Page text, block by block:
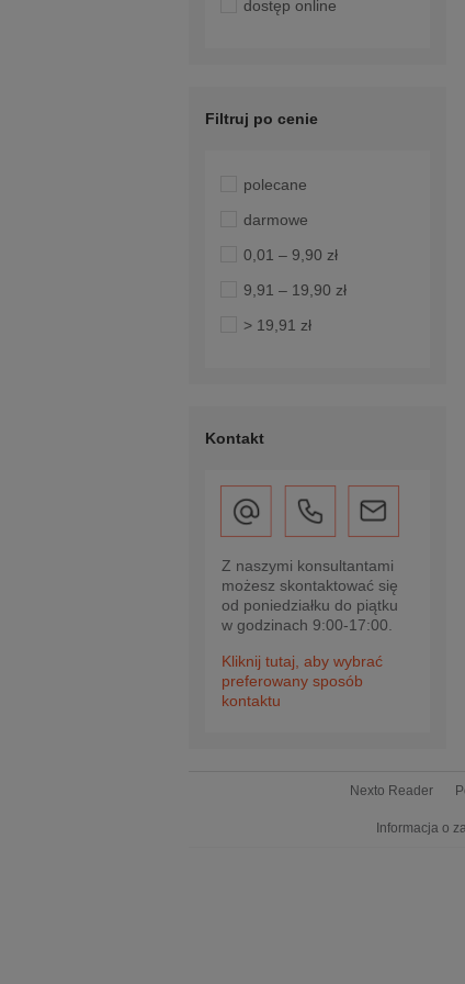
dostęp online
Filtruj po cenie
polecane
darmowe
0,01 – 9,90 zł
9,91 – 19,90 zł
> 19,91 zł
Kontakt
Z naszymi konsultantami
możesz skontaktować się
od poniedziałku do piątku
w godzinach 9:00-17:00.
Kliknij tutaj, aby wybrać
preferowany sposób
kontaktu
Nexto Reader
Informacja o